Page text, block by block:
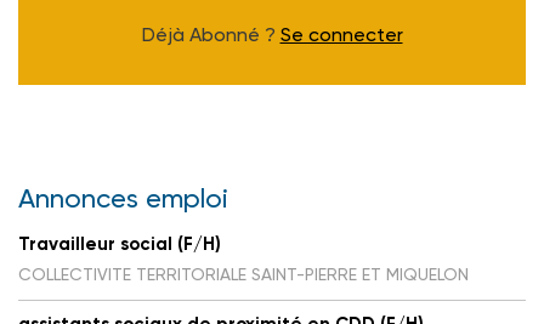
Déjà Abonné ? Se connecter
Annonces emploi
Travailleur social (F/H)
COLLECTIVITE TERRITORIALE SAINT-PIERRE ET MIQUELON